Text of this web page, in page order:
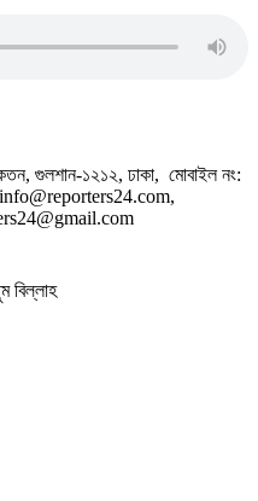
গুলশান-১২১২, ঢাকা, মোবাইল নং:
বিল্লাহ